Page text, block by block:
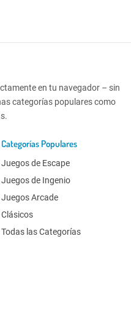
en tu navegador – sin
categorías populares como
Categorías Populares
Juegos de Escape
Juegos de Ingenio
Juegos Arcade
Clásicos
Todas las Categorías